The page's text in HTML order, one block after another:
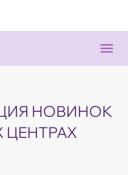
НОВИНОК
ЦЕНТРАХ